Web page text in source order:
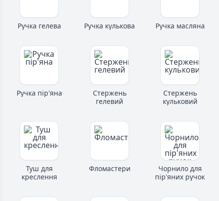
Ручка гелева Ручка кулькова Ручка масляна
Ручка пір'яна
Стержень
гелевий
Стержень
кульковий
Туш для
креслення
Фломастери
Чорнило для
пір'яних ручок